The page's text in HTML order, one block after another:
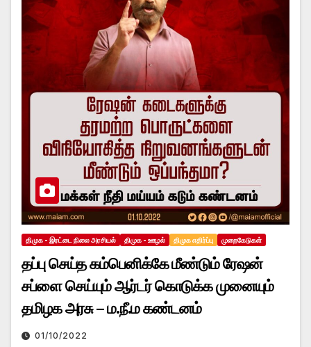
திமுக - இரட்டை நிலை அரசியல் திமுக - ஊழல் திமுக எதிர்ப்பு முறைகேடுகள்
தப்பு செய்த கம்பெனிக்கே மீண்டும் ரேஷன்
சப்ளை செய்யும் ஆர்டர் கொடுக்க முனையும்
தமிழக அரசு – ம.நீ.ம கண்டனம்
01/10/2022